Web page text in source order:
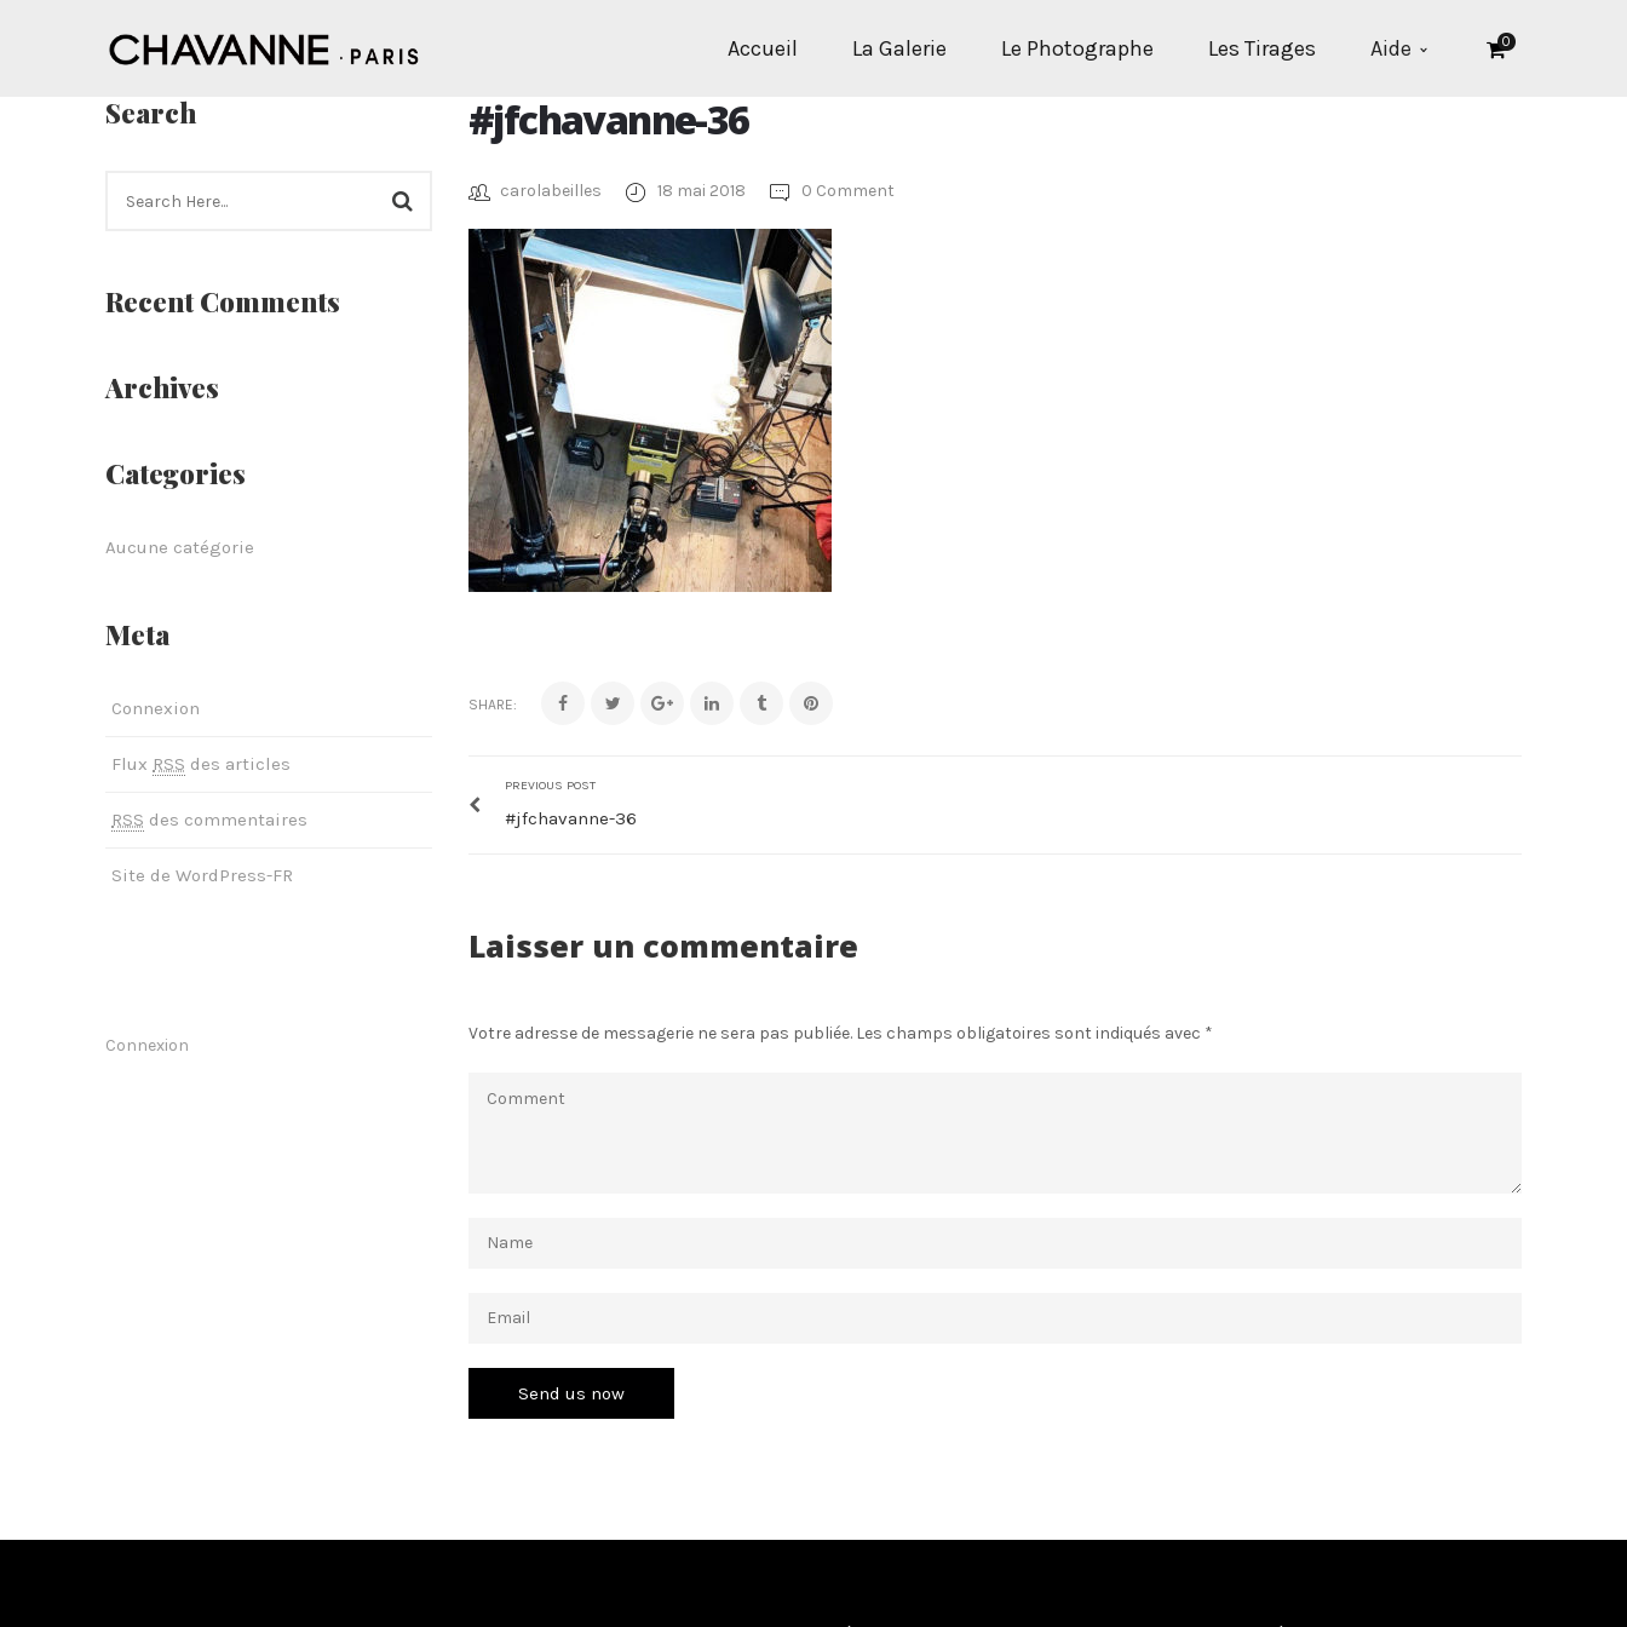
Accueil La Galerie Le Photographe Les Tirages Aide 0
Search
Recent Comments
Archives
Categories
Aucune catégorie
Meta
Connexion
Flux RSS des articles
RSS des commentaires
Site de WordPress-FR
Connexion
#jfchavanne-36
carolabeilles 18 mai 2018 0 Comment
SHARE:
PREVIOUS POST
#jfchavanne-36
Laisser un commentaire
Votre adresse de messagerie ne sera pas publiée. Les champs obligatoires sont indiqués avec *